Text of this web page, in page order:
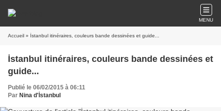
MENU
Accueil » İstanbul itinéraires, couleurs bande dessinées et guide...
İstanbul itinéraires, couleurs bande dessinées et
guide...
Publié le 06/02/2015 à 06:11
Par Nina d'İstanbul